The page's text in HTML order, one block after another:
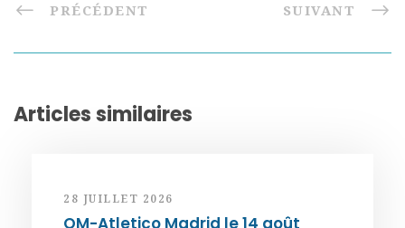
PRÉCÉDENT SUIVANT
Articles similaires
28 JUILLET 2026